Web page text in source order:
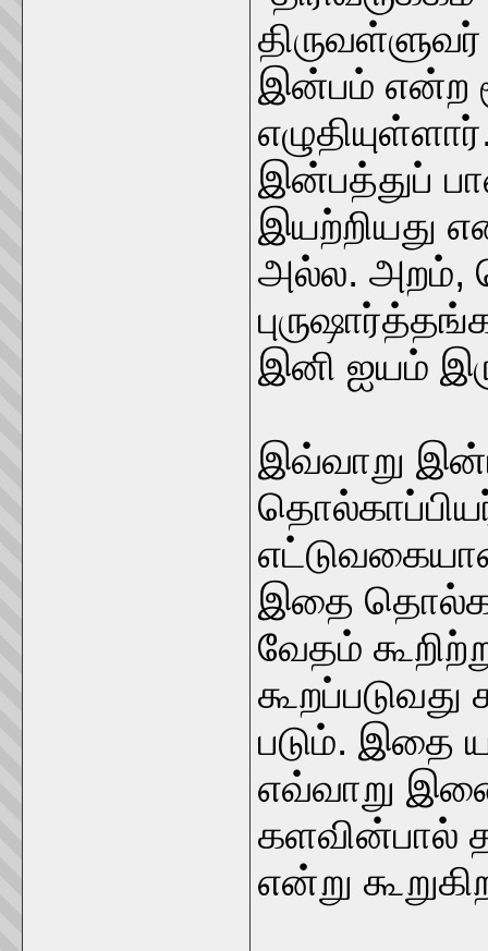
இன்பம் என்ற
இன்பத்துப்
இயற்றியது
அல்ல. அறம்,
இனி ஐயம்
இவ்வாறு
இதை
வேதம்
படும். இதை
எவ்வாறு
களவின்பால்
என்று